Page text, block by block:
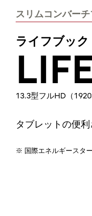
スリムコンバー
ライフブック
13.3型フルHD（
タブレットの便
※ 国際エネルギースタ